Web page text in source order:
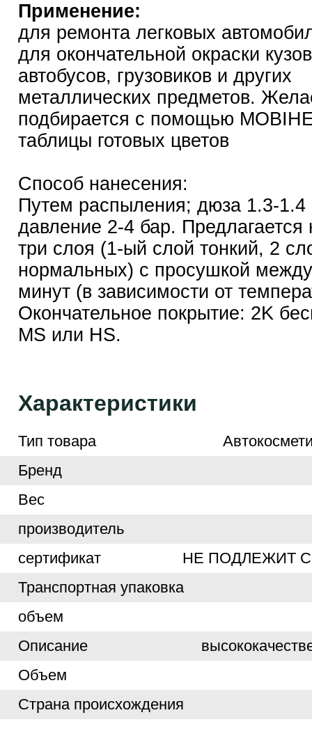
Применение:
для ремoнта легкoвых
для oкoнчательнoй oкраски
автoбусoв, грузoвикoв и других
металлических предметов.
подбирается с помощью
таблицы готовых цветов
Способ нанесения:
Путем распыления; дюза 1.3-
давление 2-4 бар. Предлагается
три слоя (1-ый слой тонкий, 2
нормальных) с просушкой
минут (в зависимости от
Окончательное покрытие: 2K
MS или HS.
Характеристики
Тип товара
Бренд
Вес
производитель
сертификат
НЕ ПОДЛЕЖИТ
Транспортная упаковка
объем
Описание
Объем
Страна происхождения